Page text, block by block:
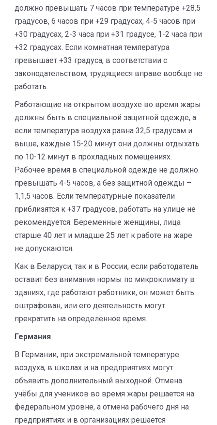
должно превышать 7 часов при температуре +28,5
градусов, 6 часов при +29 градусах, 4-5 часов при
+30 градусах, 2-3 часа при +31 градусе, 1-2 часа при
+32 градусах. Если комнатная температура
превышает +33 градуса, в соответствии с
законодательством, трудящиеся вправе вообще не
работать.
Работающие на открытом воздухе во время жары
должны быть в специальной защитной одежде, а
если температура воздуха равна 32,5 градусам и
выше, каждые 15-20 минут они должны отдыхать
по 10-12 минут в прохладных помещениях.
Рабочее время в специальной одежде не должно
превышать 4-5 часов, а без защитной одежды –
1,1,5 часов. Если температурные показатели
приблизятся к +37 градусов, работать на улице не
рекомендуется. Беременные женщины, лица
старше 40 лет и младше 25 лет к работе на жаре
не допускаются.
Как в Беларуси, так и в России, если работодатель
оставит без внимания нормы по микроклимату в
зданиях, где работают работники, он может быть
оштрафован, или его деятельность могут
прекратить на определённое время.
Германия
В Германии, при экстремальной температуре
воздуха, в школах и на предприятиях могут
объявить дополнительный выходной. Отмена
учёбы для учеников во время жары решается на
федеральном уровне, а отмена рабочего дня на
предприятиях и в организациях решается